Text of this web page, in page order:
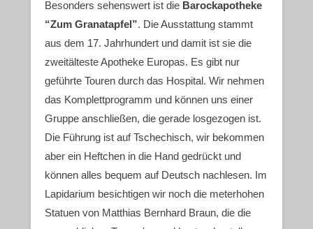
Besonders sehenswert ist die Barockapotheke
“Zum Granatapfel”. Die Ausstattung stammt
aus dem 17. Jahrhundert und damit ist sie die
zweitälteste Apotheke Europas. Es gibt nur
geführte Touren durch das Hospital. Wir nehmen
das Komplettprogramm und können uns einer
Gruppe anschließen, die gerade losgezogen ist.
Die Führung ist auf Tschechisch, wir bekommen
aber ein Heftchen in die Hand gedrückt und
können alles bequem auf Deutsch nachlesen. Im
Lapidarium besichtigen wir noch die meterhohen
Statuen von Matthias Bernhard Braun, die die